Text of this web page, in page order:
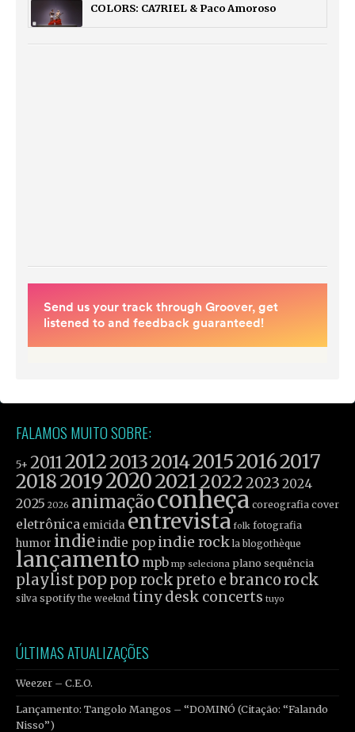
COLORS: CA7RIEL & Paco Amoroso
FALAMOS MUITO SOBRE:
5+ 2011201220132014201520162017
201820192020202120222023 2024
2025 2026 animaçãoconheça coreografia cover
eletrônica emicida entrevista folk fotografia
humor indieindie pop indie rock la blogothèque
lançamento mpb mp seleciona plano sequência
playlist poppop rock preto e branco rock
silva spotify the weeknd tiny desk concerts tuyo
ÚLTIMAS ATUALIZAÇÕES
Weezer – C.E.O.
Lançamento: Tangolo Mangos – “DOMINÓ (Citação: “Falando
Nisso”)